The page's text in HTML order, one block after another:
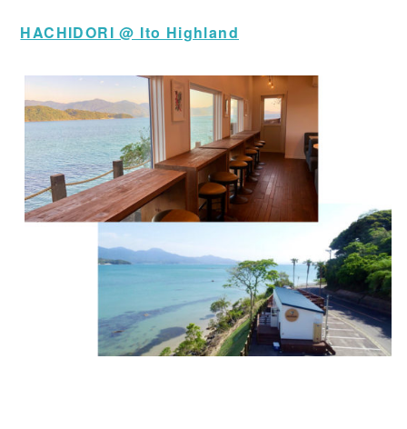
HACHIDORI @ Ito Highland